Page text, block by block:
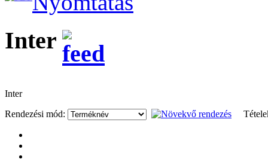
Inter
Inter
Rendezési mód: